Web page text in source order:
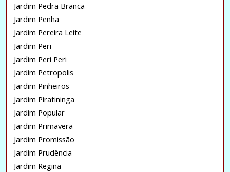
Jardim Pedra Branca
Jardim Penha
Jardim Pereira Leite
Jardim Peri
Jardim Peri Peri
Jardim Petropolis
Jardim Pinheiros
Jardim Piratininga
Jardim Popular
Jardim Primavera
Jardim Promissão
Jardim Prudência
Jardim Regina